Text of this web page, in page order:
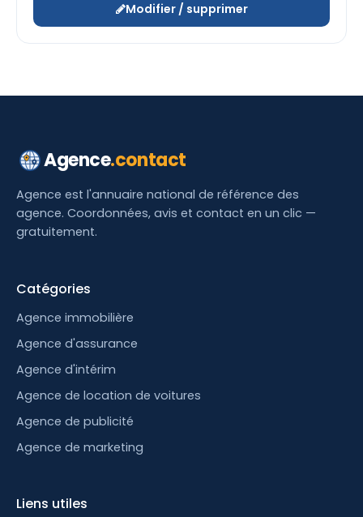
Modifier / supprimer
Agence.contact
Agence est l'annuaire national de référence des
agence. Coordonnées, avis et contact en un clic —
gratuitement.
Catégories
Agence immobilière
Agence d'assurance
Agence d'intérim
Agence de location de voitures
Agence de publicité
Agence de marketing
Liens utiles